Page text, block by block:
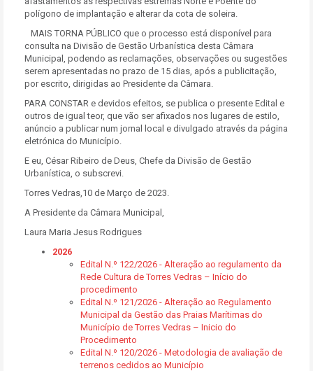
polígono de implantação e alterar da cota de soleira.
MAIS TORNA PÚBLICO que o processo está disponível para
consulta na Divisão de Gestão Urbanística desta Câmara
Municipal, podendo as reclamações, observações ou sugestões
serem apresentadas no prazo de 15 dias, após a publicitação,
por escrito, dirigidas ao Presidente da Câmara.
PARA CONSTAR e devidos efeitos, se publica o presente Edital e
outros de igual teor, que vão ser afixados nos lugares de estilo,
anúncio a publicar num jornal local e divulgado através da página
eletrónica do Município.
E eu, César Ribeiro de Deus, Chefe da Divisão de Gestão
Urbanística, o subscrevi.
Torres Vedras,10 de Março de 2023.
A Presidente da Câmara Municipal,
Laura Maria Jesus Rodrigues
2026
Edital N.º 122/2026 - Alteração ao regulamento da
Rede Cultura de Torres Vedras – Início do
procedimento
Edital N.º 121/2026 - Alteração ao Regulamento
Municipal da Gestão das Praias Marítimas do
Município de Torres Vedras – Inicio do
Procedimento
Edital N.º 120/2026 - Metodologia de avaliação de
terrenos cedidos ao Município